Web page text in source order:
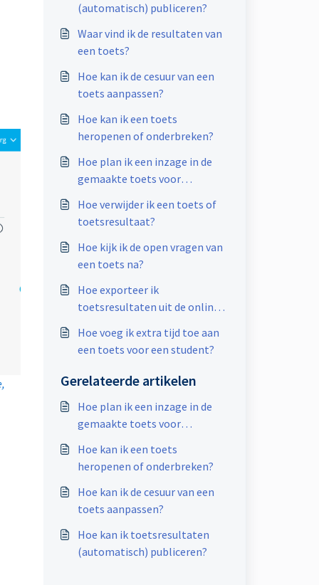
(automatisch) publiceren?
Waar vind ik de resultaten van
een toets?
Hoe kan ik de cesuur van een
toets aanpassen?
Hoe kan ik een toets
heropenen of onderbreken?
Hoe plan ik een inzage in de
gemaakte toets voor
Hoe verwijder ik een toets of
toetsresultaat?
Hoe kijk ik de open vragen van
een toets na?
Hoe exporteer ik
toetsresultaten uit de online
Hoe voeg ik extra tijd toe aan
een toets voor een student?
Gerelateerde artikelen
Hoe plan ik een inzage in de
gemaakte toets voor
Hoe kan ik een toets
heropenen of onderbreken?
Hoe kan ik de cesuur van een
toets aanpassen?
Hoe kan ik toetsresultaten
(automatisch) publiceren?